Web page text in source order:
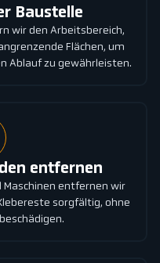
Baustelle
wir den Arbeitsbereich,
Flächen, um
Ablauf zu gewährleisten.
entfernen
Maschinen entfernen wir
sorgfältig, ohne